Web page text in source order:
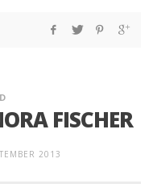
FISCHER
2013